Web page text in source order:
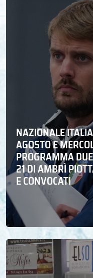
NAZIONALE
AGOSTO E
PROGRAMMA
21 DI AMBRÌ
E CONVOCATI